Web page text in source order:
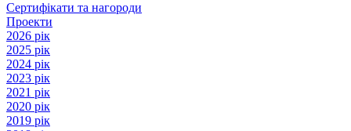
Сертифікати та нагороди
Проекти
2026 рік
2025 рік
2024 рік
2023 рік
2021 рік
2020 рік
2019 рік